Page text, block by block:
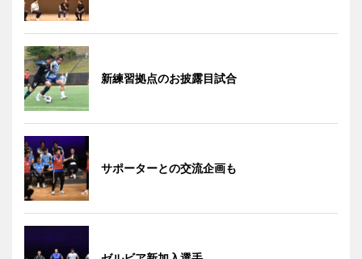
新練習拠点のお披露目試合
サポーターとの交流企画も